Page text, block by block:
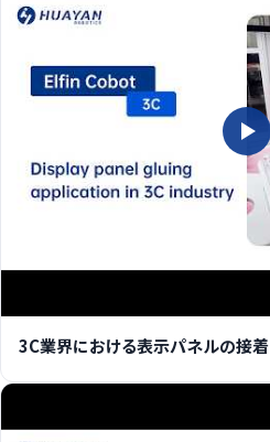
3C業界における表示パネルの接着